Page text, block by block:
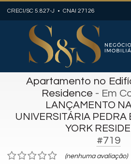
CRECI/SC 5.827-J • CNAI 27126
Apartamento no
Residence - Em
LANÇAMENTO
UNIVERSITÁRIA PEDRA
YORK
#719
(nenhuma avaliação)